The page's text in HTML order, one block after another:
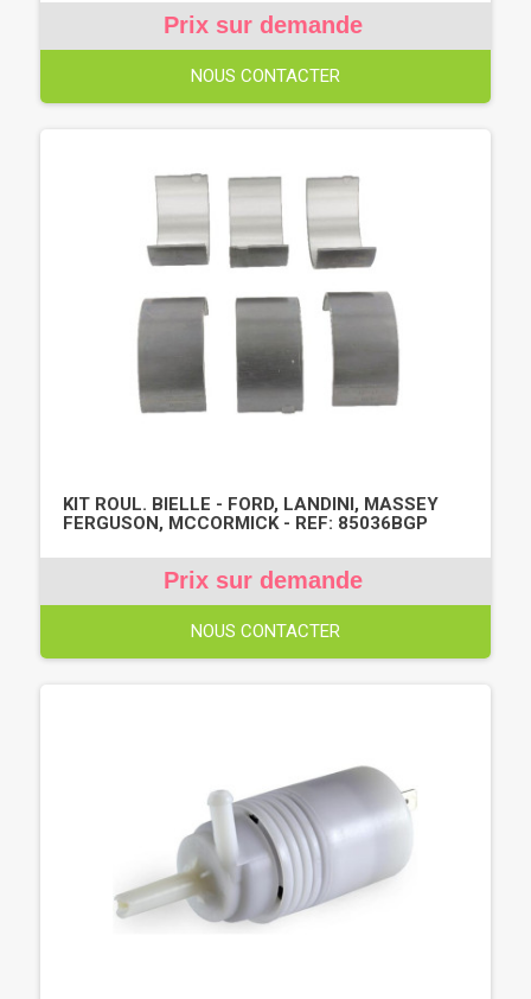
Prix sur demande
NOUS CONTACTER
KIT ROUL. BIELLE - FORD, LANDINI, MASSEY
FERGUSON, MCCORMICK - REF: 85036BGP
Prix sur demande
NOUS CONTACTER